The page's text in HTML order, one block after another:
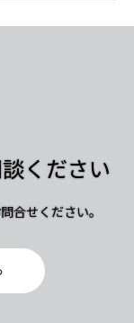
ください
合せください。